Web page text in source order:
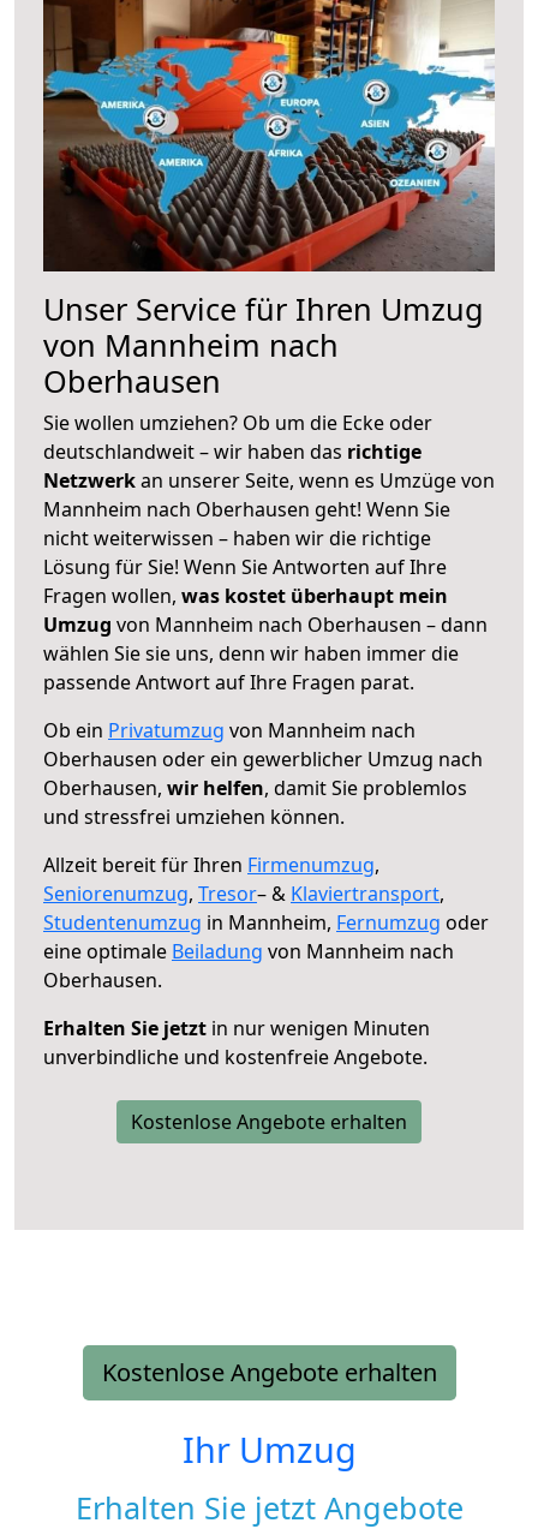
Unser Service für Ihren Umzug
von Mannheim nach
Oberhausen
Sie wollen umziehen? Ob um die Ecke oder
deutschlandweit – wir haben das richtige
Netzwerkan unserer Seite, wenn es Umzüge von
Mannheim nach Oberhausen geht! Wenn Sie
nicht weiterwissen – haben wir die richtige
Lösung für Sie! Wenn Sie Antworten auf Ihre
Fragen wollen, was kostet überhaupt mein
Umzug von Mannheim nach Oberhausen – dann
wählen Sie sie uns, denn wir haben immer die
passende Antwort auf Ihre Fragen parat.
Ob ein Privatumzug von Mannheim nach
Oberhausen oder ein gewerblicher Umzug nach
Oberhausen, wir helfen, damit Sie problemlos
und stressfrei umziehen können.
Allzeit bereit für Ihren Firmenumzug,
Seniorenumzug, Tresor– & Klaviertransport,
Studentenumzug in Mannheim, Fernumzug oder
eine optimale Beiladung von Mannheim nach
Oberhausen.
Erhalten Sie jetzt in nur wenigen Minuten
unverbindliche und kostenfreie Angebote.
Kostenlose Angebote erhalten
Kostenlose Angebote erhalten
Ihr Umzug
Erhalten Sie jetzt Angebote